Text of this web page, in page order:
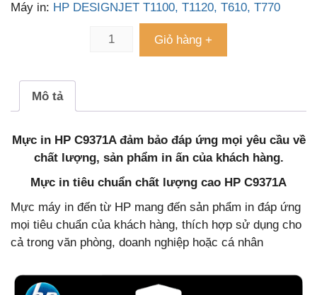
Máy in: HP DESIGNJET T1100, T1120, T610, T770
Giỏ hàng +
Mô tả
Mực in HP C9371A đảm bảo đáp ứng mọi yêu cầu về
chất lượng, sản phẩm in ấn của khách hàng.
Mực in tiêu chuẩn chất lượng cao HP C9371A
Mực máy in đến từ HP mang đến sản phẩm in đáp ứng
mọi tiêu chuẩn của khách hàng, thích hợp sử dụng cho
cả trong văn phòng, doanh nghiệp hoặc cá nhân